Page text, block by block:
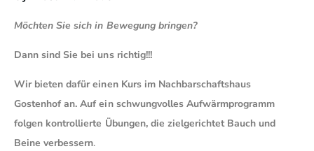
Möchten Sie sich in Bewegung bringen?
Dann sind Sie bei uns richtig!!!
Wir bieten dafür einen Kurs im Nachbarschaftshaus
Gostenhof an. Auf ein schwungvolles Aufwärmprogramm
folgen kontrollierte Übungen, die zielgerichtet Bauch und
Beine verbessern.